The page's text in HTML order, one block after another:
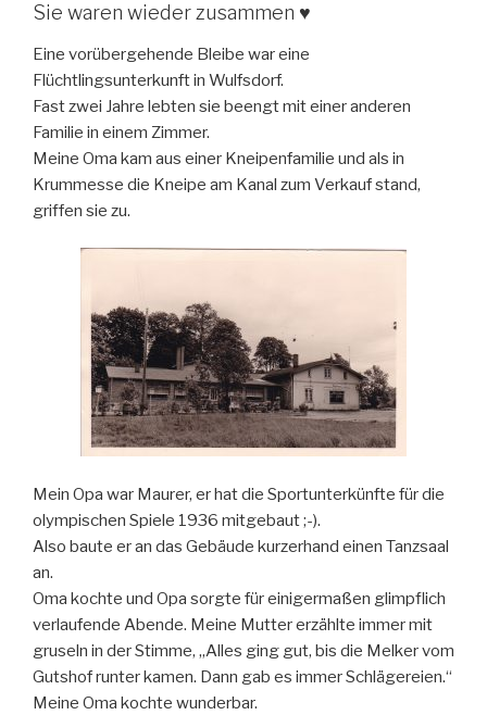
Sie waren wieder zusammen ♥
Eine vorübergehende Bleibe war eine
Flüchtlingsunterkunft in Wulfsdorf.
Fast zwei Jahre lebten sie beengt mit einer anderen
Familie in einem Zimmer.
Meine Oma kam aus einer Kneipenfamilie und als in
Krummesse die Kneipe am Kanal zum Verkauf stand,
griffen sie zu.
Mein Opa war Maurer, er hat die Sportunterkünfte für die
olympischen Spiele 1936 mitgebaut ;-).
Also baute er an das Gebäude kurzerhand einen Tanzsaal
an.
Oma kochte und Opa sorgte für einigermaßen glimpflich
verlaufende Abende. Meine Mutter erzählte immer mit
gruseln in der Stimme, „Alles ging gut, bis die Melker vom
Gutshof runter kamen. Dann gab es immer Schlägereien.“
Meine Oma kochte wunderbar.